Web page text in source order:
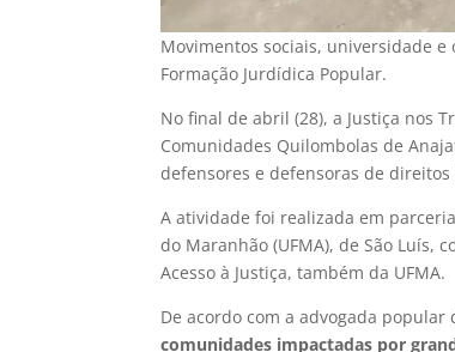
Movimentos sociais, universidade
Formação Jurdídica Popular.
No final de abril (28), a Justiça nos
Comunidades Quilombolas de
defensores e defensoras de direitos
A atividade foi realizada em
do Maranhão (UFMA), de São Luís,
Acesso à Justiça, também da UFMA.
De acordo com a advogada popular
comunidades impactadas por